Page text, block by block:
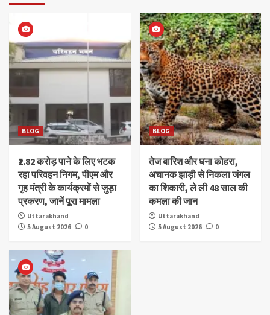
BLOG
₹2.82 करोड़ पाने के लिए भटक
रहा परिवहन निगम, पीएम और
गृह मंत्री के कार्यक्रमों से जुड़ा
प्रकरण, जानें पूरा मामला
Uttarakhand
5 August 2026
0
BLOG
तेज बारिश और घना कोहरा,
अचानक झाड़ी से निकला जंगल
का शिकारी, ले ली 48 साल की
कमला की जान
Uttarakhand
5 August 2026
0